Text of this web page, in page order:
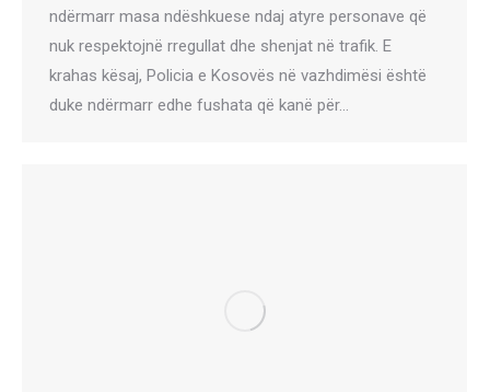
ndërmarr masa ndëshkuese ndaj atyre personave që
nuk respektojnë rregullat dhe shenjat në trafik. E
krahas kësaj, Policia e Kosovës në vazhdimësi është
duke ndërmarr edhe fushata që kanë për…